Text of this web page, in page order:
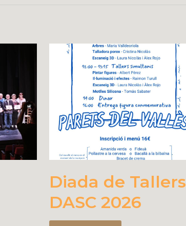
Diada de Tallers
DASC 2026